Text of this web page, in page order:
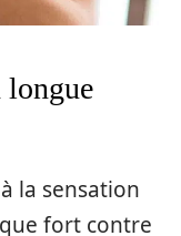
longue
la sensation
fort contre